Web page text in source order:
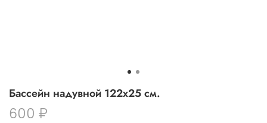
Бассейн надувной 122х25 см.
600 ₽